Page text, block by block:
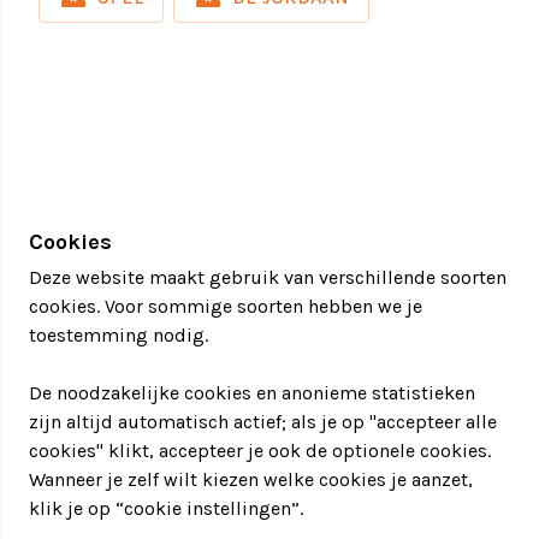
want vandaag is uw team avatars onder meer een
teambuilding! Deze uitdaging wordt nog versterkt
omdat u, ondanks de verschillende samenstelling
per spel, steeds uw teambelang in het oog moet
houden. De spelleiding legt per spel duidelijk uit
verdienen. Zo kunt u zich helemaal concentreren op
de fantastische wereld van virtual reality en de winst
van uw team!
Richtprijs pp: €69,50
Te boeken vanaf 20 personen
Cookies
Deze website maakt gebruik van verschillende soorten
cookies. Voor sommige soorten hebben we je
toestemming nodig.
De noodzakelijke cookies en anonieme statistieken
zijn altijd automatisch actief; als je op "accepteer alle
cookies" klikt, accepteer je ook de optionele cookies.
Wanneer je zelf wilt kiezen welke cookies je aanzet,
klik je op “cookie instellingen”.